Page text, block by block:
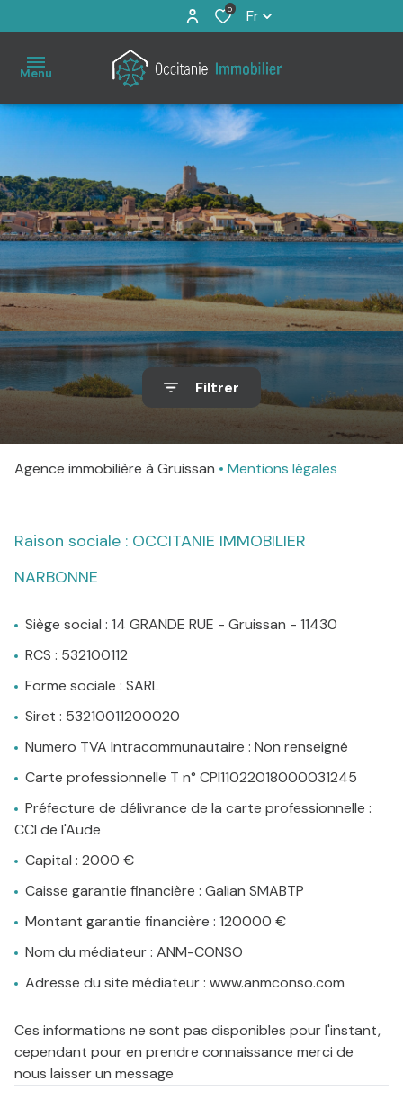
0 Fr
Menu
Accueil
À
vendre
Immo
Pro
Estimation
Notre
Contact
Filtrer
Agence immobilière à Gruissan Mentions légales
Raison sociale : OCCITANIE IMMOBILIER
NARBONNE
Siège social : 14 GRANDE RUE - Gruissan - 11430
RCS : 532100112
Forme sociale : SARL
Siret : 53210011200020
Numero TVA Intracommunautaire : Non renseigné
Carte professionnelle T n° CPI11022018000031245
Préfecture de délivrance de la carte professionnelle :
CCI de l'Aude
Capital : 2000 €
Caisse garantie financière : Galian SMABTP
Montant garantie financière : 120000 €
Nom du médiateur : ANM-CONSO
Adresse du site médiateur : www.anmconso.com
Ces informations ne sont pas disponibles pour l'instant,
cependant pour en prendre connaissance merci de
nous laisser un message